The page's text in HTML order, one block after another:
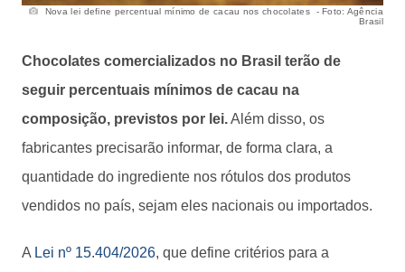
Nova lei define percentual mínimo de cacau nos chocolates - Foto: Agência
Brasil
Chocolates comercializados no Brasil terão de
seguir percentuais mínimos de cacau na
composição, previstos por lei.Além disso, os
fabricantes precisarão informar, de forma clara, a
quantidade do ingrediente nos rótulos dos produtos
vendidos no país, sejam eles nacionais ou importados.
A Lei nº 15.404/2026, que define critérios para a